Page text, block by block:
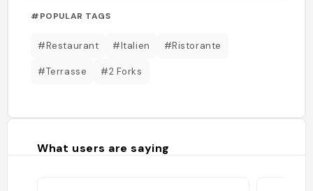
#POPULAR TAGS
#Restaurant #Italien #Ristorante
#Terrasse #2 Forks
What users are saying